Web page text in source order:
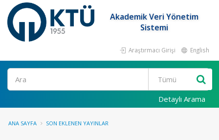
Akademik Veri Yönetim
Sistemi
Araştırmacı Girişi English
Ara
Detaylı Arama
ANA SAYFA SON EKLENEN YAYINLAR